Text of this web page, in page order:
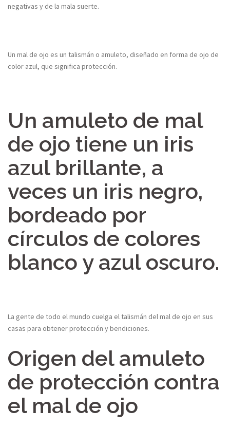
negativas y de la mala suerte.
Un mal de ojo es un talismán o amuleto, diseñado en forma de ojo de
color azul, que significa protección.
Un amuleto de mal
de ojo tiene un iris
azul brillante, a
veces un iris negro,
bordeado por
círculos de colores
blanco y azul oscuro.
La gente de todo el mundo cuelga el talismán del mal de ojo en sus
casas para obtener protección y bendiciones.
Origen del amuleto
de protección contra
el mal de ojo